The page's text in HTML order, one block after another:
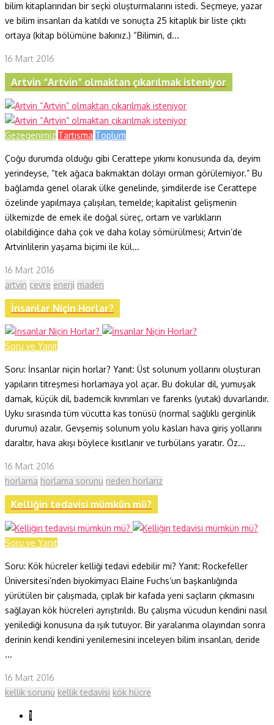
bilim kitaplarından bir seçki oluşturmalarını istedi. Seçmeye, yazar
ve bilim insanları da katıldı ve sonuçta 25 kitaplık bir liste çıktı
ortaya (kitap bölümüne bakınız.) “Bilimin, d...
16 Mart 2016
Artvin “Artvin” olmaktan çıkarılmak isteniyor
Gezegenimiz Tartışma Toplum
Çoğu durumda olduğu gibi Cerattepe yıkımı konusunda da, deyim
yerindeyse, “tek ağaca bakmaktan dolayı orman görülemiyor.” Bu
bağlamda genel olarak ülke genelinde, şimdilerde ise Cerattepe
özelinde yapılmaya çalışılan, temelde; kapitalist gelişmenin
ülkemizde de emek ile doğal süreç, ortam ve varlıkların
olabildiğince daha çok ve daha kolay sömürülmesi; Artvin’de
Artvinlilerin yaşama biçimi ile kül...
16 Mart 2016
artvin çevre enerji maden
İnsanlar Niçin Horlar?
Soru ve Yanıt
Soru: İnsanlar niçin horlar? Yanıt: Üst solunum yollarını oluşturan
yapıların titreşmesi horlamaya yol açar. Bu dokular dil, yumuşak
damak, küçük dil, bademcik kıvrımları ve farenks (yutak) duvarlarıdır.
Uyku sırasında tüm vücutta kas tonüsü (normal sağlıklı gerginlik
durumu) azalır. Gevşemiş solunum yolu kasları hava giriş yollarını
daraltır, hava akışı böylece kısıtlanır ve turbülans yaratır. Öz...
16 Mart 2016
horlama horlama sorunu neden horlarız
Kelliğin tedavisi mümkün mü?
Soru ve Yanıt
Soru: Kök hücreler kelliği tedavi edebilir mi? Yanıt: Rockefeller
Üniversitesi’nden biyokimyacı Elaine Fuchs’un başkanlığında
yürütülen bir çalışmada, çıplak bir kafada yeni saçların çıkmasını
sağlayan kök hücreleri ayrıştırıldı. Bu çalışma vücudun kendini nasıl
yenilediği konusuna da ışık tutuyor. Bir yaralanma olayından sonra
derinin kendi kendini yenilemesini inceleyen bilim insanları, deride
...
16 Mart 2016
kellik sorunu kellik tedavisi kök hücre
1